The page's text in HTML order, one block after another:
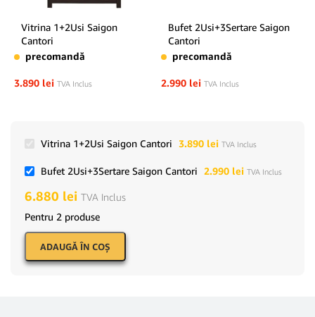
Vitrina 1+2Usi Saigon
Cantori
precomandă
3.890 lei TVA Inclus
Bufet 2Usi+3Sertare Saigon
Cantori
precomandă
2.990 lei TVA Inclus
Vitrina 1+2Usi Saigon Cantori 3.890 lei TVA Inclus
Bufet 2Usi+3Sertare Saigon Cantori 2.990 lei TVA Inclus
6.880 lei TVA Inclus
Pentru 2 produse
ADAUGĂ ÎN COŞ